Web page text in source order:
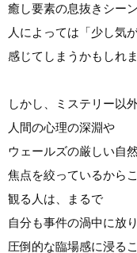
癒し要素の息抜きシー
人によっては「少し気
感じてしまうかもしれま
しかし、ミステリー以
人間の心理の深淵や
ウェールズの厳しい自
焦点を絞っているからこ
観る人は、まるで
自分も事件の渦中に放
圧倒的な臨場感に浸る